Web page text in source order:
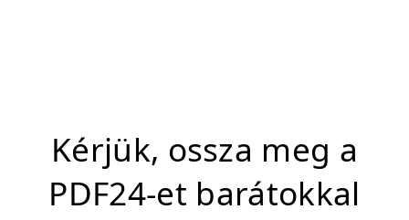
Kérjük, ossza meg a
PDF24-et barátokkal